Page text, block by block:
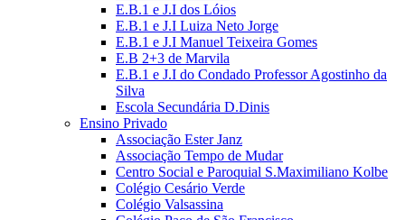
E.B.1 e J.I dos Lóios
E.B.1 e J.I Luiza Neto Jorge
E.B.1 e J.I Manuel Teixeira Gomes
E.B 2+3 de Marvila
E.B.1 e J.I do Condado Professor Agostinho da
Silva
Escola Secundária D.Dinis
Ensino Privado
Associação Ester Janz
Associação Tempo de Mudar
Centro Social e Paroquial S.Maximiliano Kolbe
Colégio Cesário Verde
Colégio Valsassina